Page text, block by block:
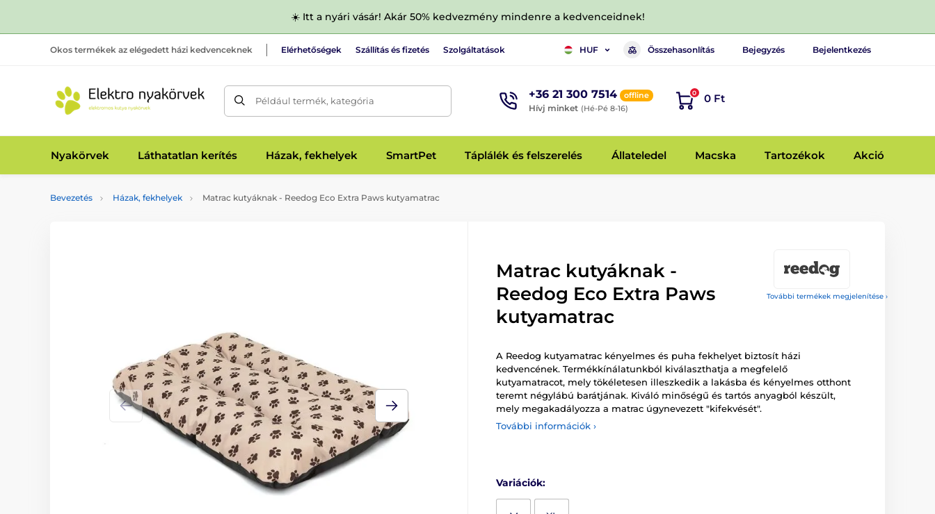
☀️ Itt a nyári vásár! Akár 50% kedvezmény mindenre a kedvenceidnek!
Okos termékek az elégedett házi kedvenceknek Elérhetőségek Szállítás és fizetés Szolgáltatások HUF Összehasonlítás Bejegyzés Bejelentkezés
Például termék, kategória +36 21 300 7514 offline
Hívj minket (Hé-Pé 8-16)
0 0 Ft
Nyakörvek Láthatatlan kerítés Házak, fekhelyek SmartPet Táplálék és felszerelés Állateledel Macska Tartozékok Akció
Bevezetés Házak, fekhelyek Matrac kutyáknak - Reedog Eco Extra Paws kutyamatrac
További termékek megjelenítése ›
Matrac kutyáknak -
Reedog Eco Extra Paws
kutyamatrac
A Reedog kutyamatrac kényelmes és puha fekhelyet biztosít házi
kedvencének. Termékkínálatunkból kiválaszthatja a megfelelő
kutyamatracot, mely tökéletesen illeszkedik a lakásba és kényelmes otthont
teremt négylábú barátjának. Kiváló minőségű és tartós anyagból készült,
mely megakadályozza a matrac úgynevezett "kifekvését".
További információk ›
Variációk: